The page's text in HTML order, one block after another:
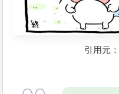
引用元：